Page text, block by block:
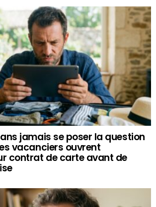
jamais se poser la question
vacanciers ouvrent
contrat de carte avant de